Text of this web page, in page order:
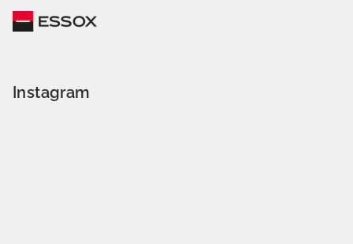
Instagram